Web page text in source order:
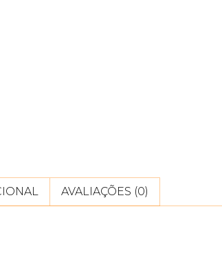
AVALIAÇÕES (0)